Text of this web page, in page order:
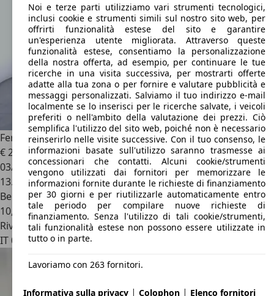
Ferrari PortofinoPortofino M
€ 245.000
03/2023
13.550 km
Benzina
10,7 l/100 km (comb.)
Rivenditore
IT 06073Corciano - Perugia
Noi e terze parti utilizziamo vari strumenti tecnologici,
inclusi cookie e strumenti simili sul nostro sito web, per
offrirti funzionalità estese del sito e garantire
un'esperienza utente migliorata. Attraverso queste
funzionalità estese, consentiamo la personalizzazione
della nostra offerta, ad esempio, per continuare le tue
ricerche in una visita successiva, per mostrarti offerte
adatte alla tua zona o per fornire e valutare pubblicità e
messaggi personalizzati. Salviamo il tuo indirizzo e-mail
localmente se lo inserisci per le ricerche salvate, i veicoli
preferiti o nell'ambito della valutazione dei prezzi. Ciò
semplifica l'utilizzo del sito web, poiché non è necessario
reinserirlo nelle visite successive. Con il tuo consenso, le
informazioni basate sull'utilizzo saranno trasmesse ai
concessionari che contatti. Alcuni cookie/strumenti
vengono utilizzati dai fornitori per memorizzare le
informazioni fornite durante le richieste di finanziamento
per 30 giorni e per riutilizzarle automaticamente entro
tale periodo per compilare nuove richieste di
finanziamento. Senza l'utilizzo di tali cookie/strumenti,
tali funzionalità estese non possono essere utilizzate in
tutto o in parte.
Lavoriamo con 263 fornitori.
Informativa sulla privacy | Colophon | Elenco fornitori